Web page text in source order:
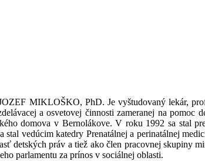
MIKLOŠKO, PhD. Je vyštudovaný lekár,
a osvetovej činnosti zameranej na
domova v Bernolákove. V roku 1992 sa stal
vedúcim katedry Prenatálnej a perinatálnej
detských práv a tiež ako člen pracovnej skupiny
parlamentu za prínos v sociálnej oblasti.